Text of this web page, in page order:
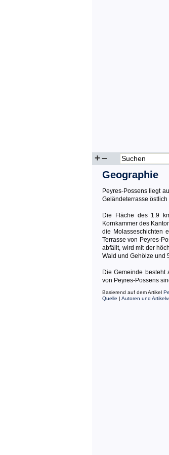
+–
Geographie
Peyres-Possens liegt
Geländeterrasse
Die Fläche des 1.9
Kornkammer des
die Molasseschichten
Terrasse von Peyres-
abfällt, wird mit der
Wald und Gehölze und
Die Gemeinde besteht
von Peyres-Possens
Basierend auf dem Artikel
Quelle | Autoren und